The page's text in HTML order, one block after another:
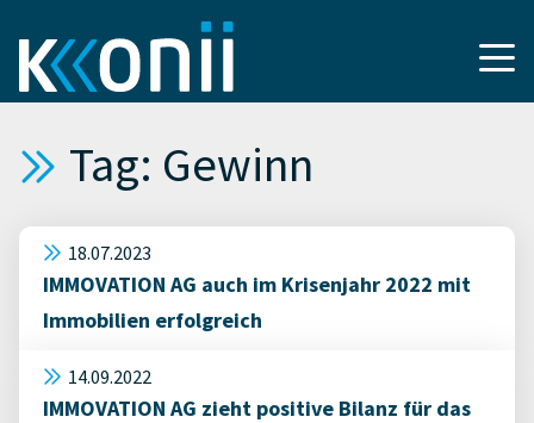
Tag: Gewinn
18.07.2023
IMMOVATION AG auch im Krisenjahr 2022 mit
Immobilien erfolgreich
14.09.2022
IMMOVATION AG zieht positive Bilanz für das